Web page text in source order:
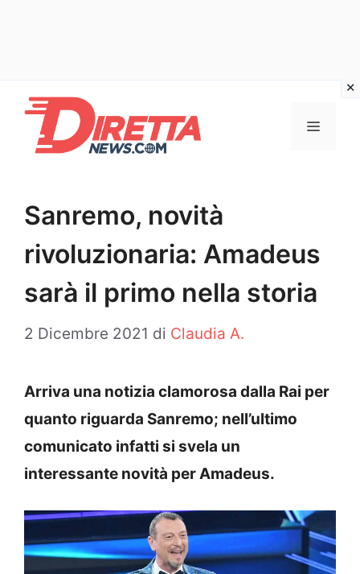
contenuto
Menu
Sanremo, novità
rivoluzionaria: Amadeus
sarà il primo nella storia
2 Dicembre 2021 di Claudia A.
Arriva una notizia clamorosa dalla Rai per
quanto riguarda Sanremo; nell’ultimo
comunicato infatti si svela un
interessante novità per Amadeus.